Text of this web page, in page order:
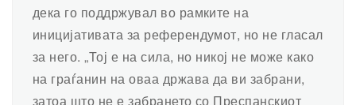
дека го поддржувал во рамките на
иницијативата за референдумот, но не гласал
за него. „Тој е на сила, но никој не може како
на граѓанин на оваа држава да ви забрани,
затоа што не е забрането со Преспанскиот